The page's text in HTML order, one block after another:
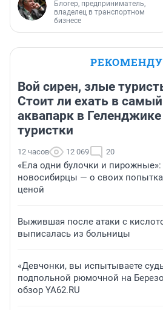
Блогер, предприниматель,
владелец в транспортном
бизнесе
Вой сирен, злые
Стоит ли ехать в
аквапарк в
туристки
12 часов 12 069 20
«Ела одни булочки и
новосибирцы — о своих
ценой
Выжившая после атаки с
выписалась из больницы
«Девчонки, вы испытываете
подпольной рюмочной на
обзор YA62.RU